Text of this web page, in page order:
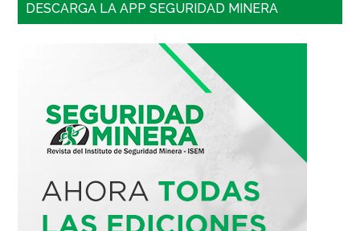
DESCARGA LA APP SEGURIDAD MINERA